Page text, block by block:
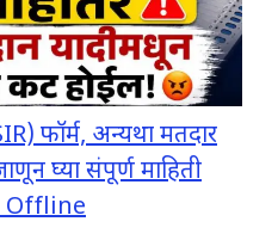
फॉर्म, अन्यथा मतदार
घ्या संपूर्ण माहिती
Offline